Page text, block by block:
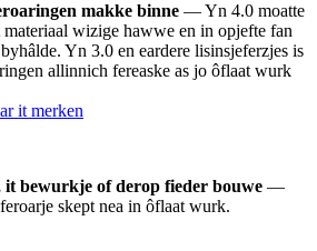
makke binne — Yn 4.0 moatte
wizige hawwe en in opjefte fan
Yn 3.0 en eardere lisinsjeferzjes is
allinnich fereaske as jo ôflaat wurk
it merken
it bewurkje of derop fieder bouwe —
skept nea in ôflaat wurk.